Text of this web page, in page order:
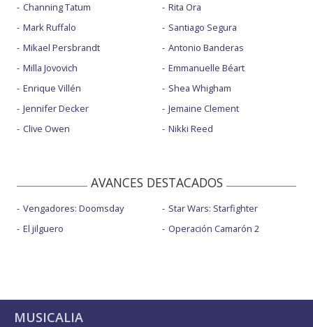
Channing Tatum
Mark Ruffalo
Mikael Persbrandt
Milla Jovovich
Enrique Villén
Jennifer Decker
Clive Owen
Rita Ora
Santiago Segura
Antonio Banderas
Emmanuelle Béart
Shea Whigham
Jemaine Clement
Nikki Reed
AVANCES DESTACADOS
Vengadores: Doomsday
El jilguero
Star Wars: Starfighter
Operación Camarón 2
MUSICALIA